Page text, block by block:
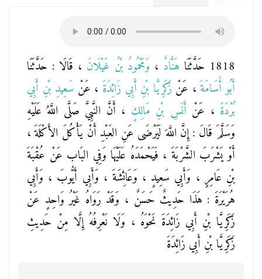
1818 حَدَّثَنَا هَنَّادٌ ، وَمَحْمُودُ بْنُ غَيْلَانَ ، قَالَا : حَدَّثَنَا
أَبُو أُسَامَةَ ، عَنْ زَكَرِيَّا بْنِ أَبِي زَائِدَةَ ، عَنْ سَعِيدِ بْنِ أَبِي
بُرْدَةَ ، عَنْ أَنَسِ بْنِ مَالِكٍ ، أَنَّ النَّبِيَّ صَلَّى اللَّهُ عَلَيْهِ
وَسَلَّمَ قَالَ : إِنَّ اللَّهَ لَيَرْضَى عَنِ العَبْدِ أَنْ يَأْكُلَ الأَكْلَةَ ،
أَوْ يَشْرَبَ الشَّرْبَةَ ، فَيَحْمَدَهُ عَلَيْهَا وَفِي البَاب عَنْ عُقْبَةَ
بْنِ عَامِرٍ ، وَأَبِي سَعِيدٍ ، وَعَائِشَةَ ، وَأَبِي أَيُّوبَ ، وَأَبِي
هُرَيْرَةَ : هَذَا حَدِيثٌ حَسَنٌ ، وَقَدْ رَوَاهُ غَيْرُ وَاحِدٍ عَنْ
زَكَرِيَّا بْنِ أَبِي زَائِدَةَ نَحْوَهُ ، وَلَا نَعْرِفُهُ إِلَّا مِنْ حَدِيثِ
زَكَرِيَّا بْنِ أَبِي زَائِدَةَ